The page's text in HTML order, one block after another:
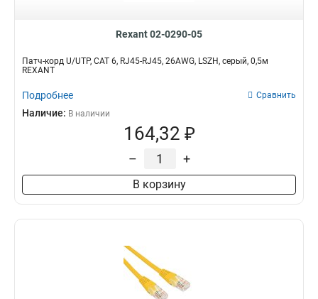
Rexant 02-0290-05
Патч-корд U/UTP, CAT 6, RJ45-RJ45, 26AWG, LSZH, серый, 0,5м
REXANT
Подробнее Сравнить
Наличие: В наличии
164,32 ₽
– +
В корзину